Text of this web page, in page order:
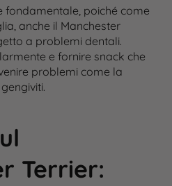
fondamentale, poiché come
anche il Manchester
a problemi dentali.
e fornire snack che
problemi come la
Terrier: